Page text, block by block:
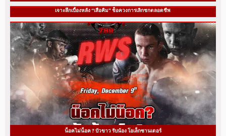
เจาะลึกเบื้องหลัง “เสือคิม” ช็อควงการเลิกชกตลอดชีพ
น็อคไม่น็อค ? บัวขาว รับน้อง โอเล็กซานเดอร์